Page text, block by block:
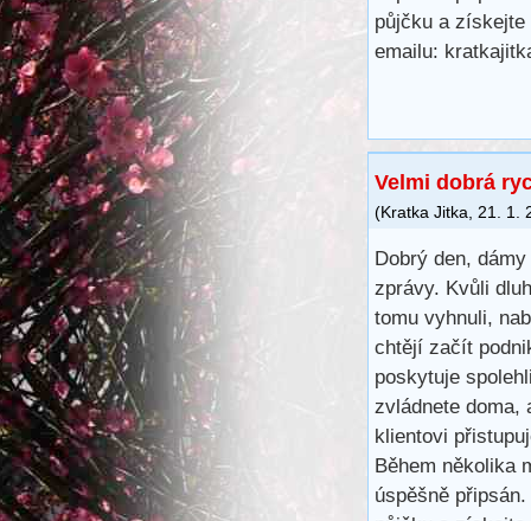
půjčku a získejte
emailu:
Velmi dobrá
(Kratka Jitka, 21. 1.
Dobrý den,
zprávy. Kvůli
tomu vyhnuli,
chtějí začít
poskytuje
zvládnete doma,
klientovi
Během několika
úspěšně